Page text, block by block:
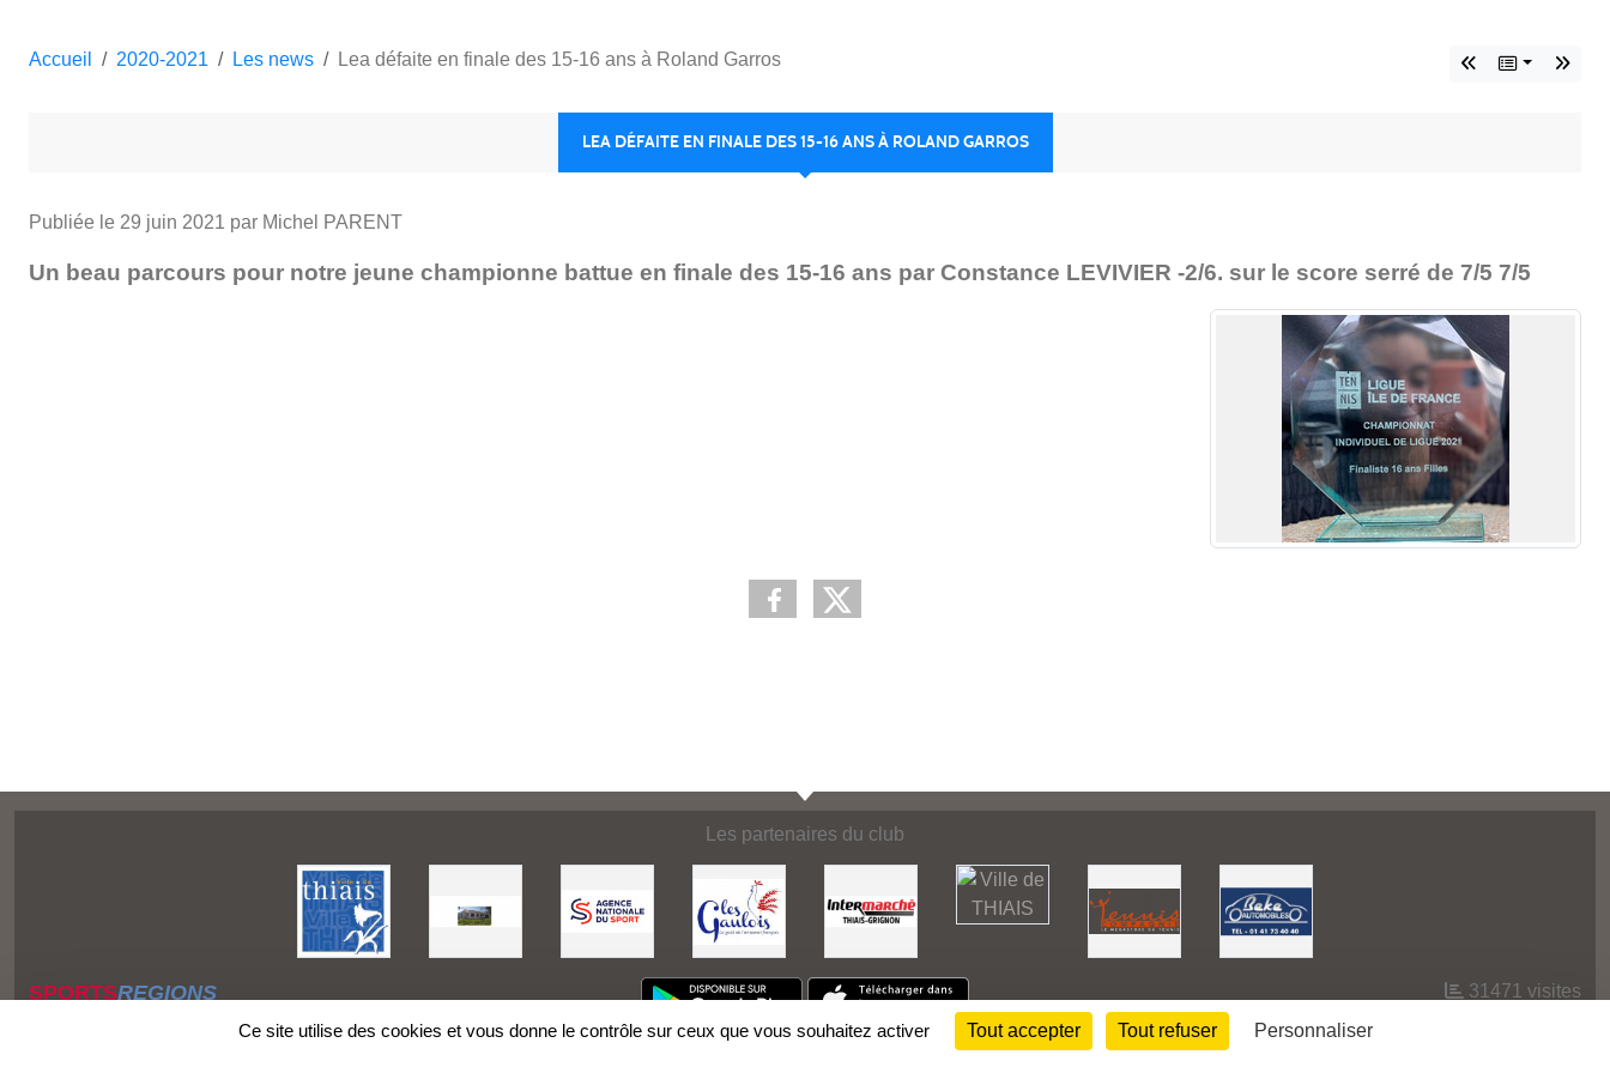
Accueil 2020-2021 Les news Lea défaite en finale des 15-16 ans à Roland Garros
LEA DÉFAITE EN FINALE DES 15-16 ANS À ROLAND GARROS
Publiée le 29 juin 2021 par Michel PARENT
Un beau parcours pour notre jeune championne battue en finale des 15-16 ans par Constance LEVIVIER -2/6. sur le score serré de 7/5 7/5
Les partenaires du club
SPORTSREGIONS 31471 visites
Ce site utilise des cookies et vous donne le contrôle sur ceux que vous souhaitez activer Tout accepter Tout refuser Personnaliser